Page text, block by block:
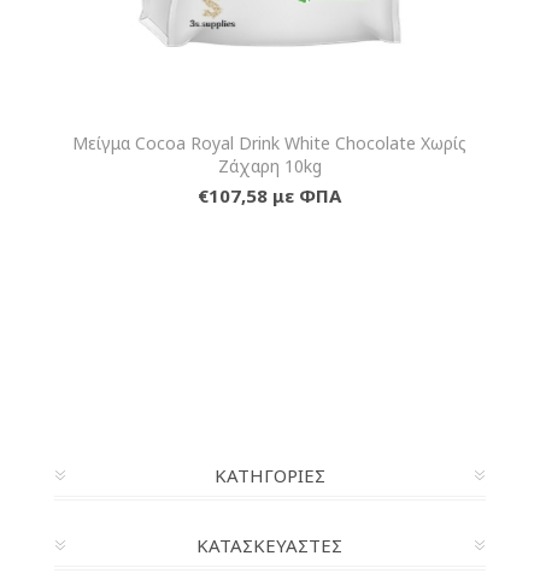
Μείγμα Cocoa Royal Drink White Chocolate Χωρίς
Ζάχαρη 10kg
€107,58 με ΦΠΑ
ΚΑΤΗΓΟΡΊΕΣ
ΚΑΤΑΣΚΕΥΑΣΤΈΣ